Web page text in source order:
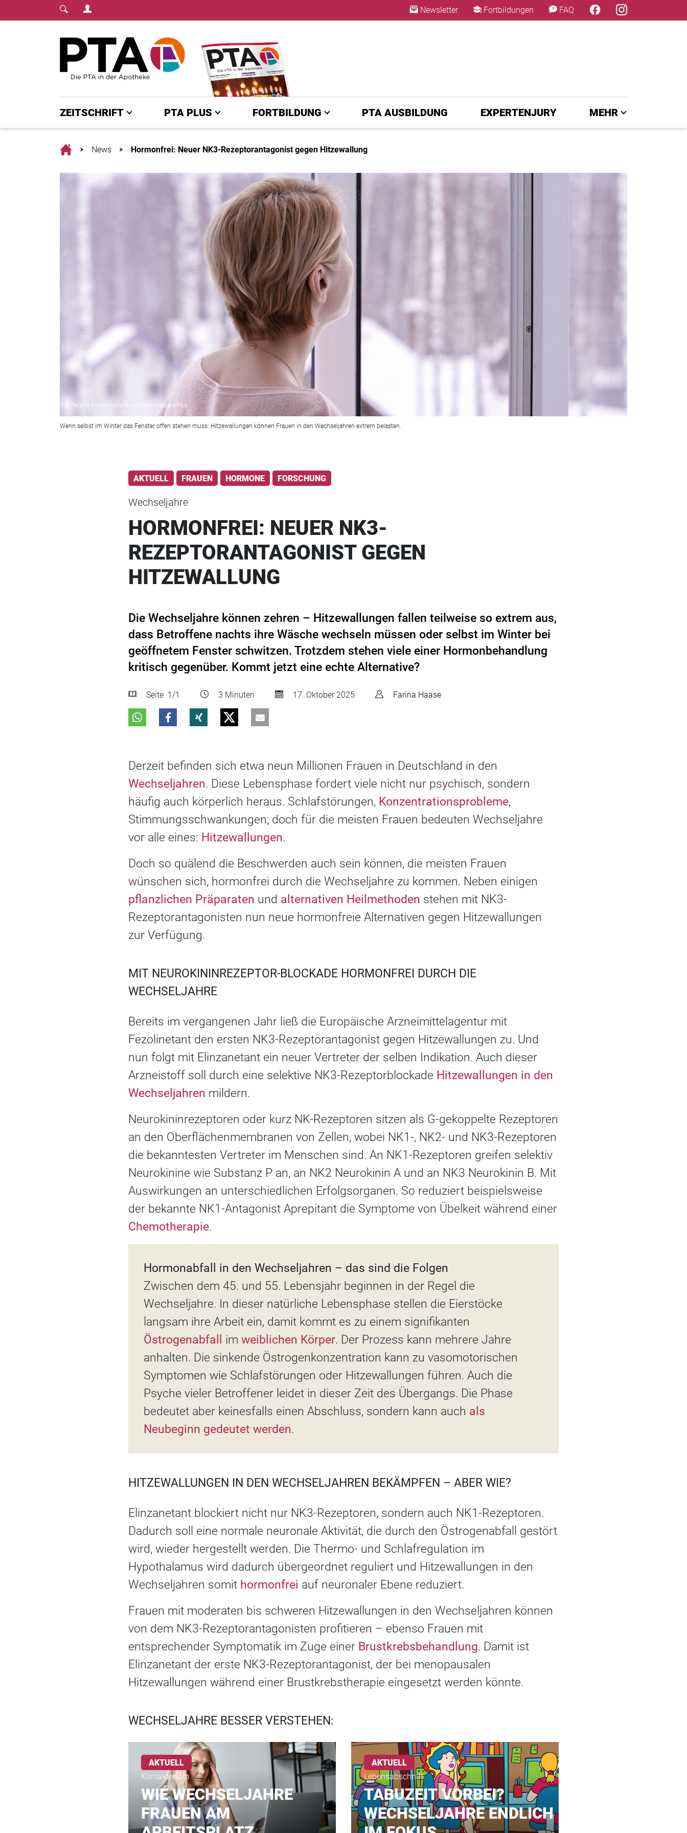
Login Menu Newsletter Fortbildungen FAQ
ZEITSCHRIFT PTA PLUS FORTBILDUNG PTA AUSBILDUNG EXPERTENJURY MEHR
HomeNews Hormonfrei: Neuer NK3-Rezeptorantagonist gegen Hitzewallung
© Tatiana Dvoretskaya/iStock/Getty Images Plus
Wenn selbst im Winter das Fenster offen stehen muss: Hitzewallungen können Frauen in den Wechseljahren extrem belasten.
AKTUELL FRAUEN HORMONE FORSCHUNG
Wechseljahre
HORMONFREI: NEUER NK3-
REZEPTORANTAGONIST GEGEN
HITZEWALLUNG
Die Wechseljahre können zehren – Hitzewallungen fallen teilweise so extrem aus,
dass Betroffene nachts ihre Wäsche wechseln müssen oder selbst im Winter bei
geöffnetem Fenster schwitzen. Trotzdem stehen viele einer Hormonbehandlung
kritisch gegenüber. Kommt jetzt eine echte Alternative?
Seite 1 /1 3 Minuten 17. Oktober 2025 Farina Haase
Derzeit befinden sich etwa neun Millionen Frauen in Deutschland in den
Wechseljahren. Diese Lebensphase fordert viele nicht nur psychisch, sondern
häufig auch körperlich heraus. Schlafstörungen, Konzentrationsprobleme,
Stimmungsschwankungen; doch für die meisten Frauen bedeuten Wechseljahre
vor alle eines: Hitzewallungen.
Doch so quälend die Beschwerden auch sein können, die meisten Frauen
wünschen sich, hormonfrei durch die Wechseljahre zu kommen. Neben einigen
pflanzlichen Präparaten und alternativen Heilmethoden stehen mit NK3-
Rezeptorantagonisten nun neue hormonfreie Alternativen gegen Hitzewallungen
zur Verfügung.
MIT NEUROKININREZEPTOR-BLOCKADE HORMONFREI DURCH DIE
WECHSELJAHRE
Bereits im vergangenen Jahr ließ die Europäische Arzneimittelagentur mit
Fezolinetant den ersten NK3-Rezeptorantagonist gegen Hitzewallungen zu. Und
nun folgt mit Elinzanetant ein neuer Vertreter der selben Indikation. Auch dieser
Arzneistoff soll durch eine selektive NK3-Rezeptorblockade Hitzewallungen in den
Wechseljahren mildern.
Neurokininrezeptoren oder kurz NK-Rezeptoren sitzen als G-gekoppelte Rezeptoren
an den Oberflächenmembranen von Zellen, wobei NK1-, NK2- und NK3-Rezeptoren
die bekanntesten Vertreter im Menschen sind. An NK1-Rezeptoren greifen selektiv
Neurokinine wie Substanz P an, an NK2 Neurokinin A und an NK3 Neurokinin B. Mit
Auswirkungen an unterschiedlichen Erfolgsorganen. So reduziert beispielsweise
der bekannte NK1-Antagonist Aprepitant die Symptome von Übelkeit während einer
Chemotherapie.
Hormonabfall in den Wechseljahren – das sind die Folgen
Zwischen dem 45. und 55. Lebensjahr beginnen in der Regel die
Wechseljahre. In dieser natürliche Lebensphase stellen die Eierstöcke
langsam ihre Arbeit ein, damit kommt es zu einem signifikanten
Östrogenabfall
im weiblichen Körper. Der Prozess kann mehrere Jahre
anhalten. Die sinkende Östrogenkonzentration kann zu vasomotorischen
Symptomen wie Schlafstörungen oder Hitzewallungen führen. Auch die
Psyche vieler Betroffener leidet in dieser Zeit des Übergangs. Die Phase
bedeutet aber keinesfalls einen Abschluss, sondern kann auch als
Neubeginn gedeutet werden.
HITZEWALLUNGEN IN DEN WECHSELJAHREN BEKÄMPFEN – ABER WIE?
Elinzanetant blockiert nicht nur NK3-Rezeptoren, sondern auch NK1-Rezeptoren.
Dadurch soll eine normale neuronale Aktivität, die durch den Östrogenabfall gestört
wird, wieder hergestellt werden. Die Thermo- und Schlafregulation im
Hypothalamus wird dadurch übergeordnet reguliert und Hitzewallungen in den
Wechseljahren somit hormonfrei auf neuronaler Ebene reduziert.
Frauen mit moderaten bis schweren Hitzewallungen in den Wechseljahren können
von dem NK3-Rezeptorantagonisten profitieren – ebenso Frauen mit
entsprechender Symptomatik im Zuge einer Brustkrebsbehandlung. Damit ist
Elinzanetant der erste NK3-Rezeptorantagonist, der bei menopausalen
Hitzewallungen während einer Brustkrebstherapie eingesetzt werden könnte.
WECHSELJAHRE BESSER VERSTEHEN:
AKTUELL
Klimakterium
WIE WECHSELJAHRE
FRAUEN AM
AKTUELL
Lebensabschnitt
TABUZEIT VORBEI?
WECHSELJAHRE ENDLICH
×